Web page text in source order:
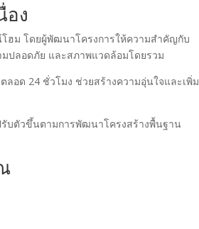
ง
ฮม โดยผู้พัฒนาโครงการให้ความสำคัญกับ
ปลอดภัย และสภาพแวดล้อมโดยรวม
อด 24 ชั่วโมง ช่วยสร้างความอุ่นใจและเพิ่ม
บตัวขึ้นตามการพัฒนาโครงสร้างพื้นฐาน